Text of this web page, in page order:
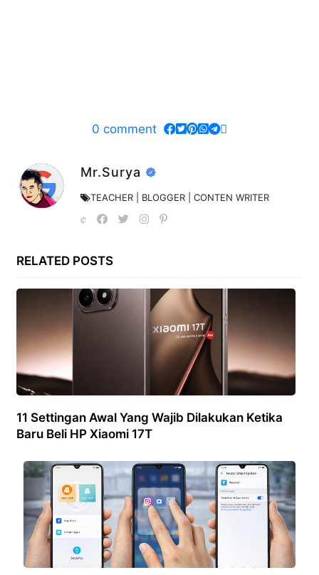
0 comment
Mr.Surya
TEACHER | BLOGGER | CONTEN WRITER
RELATED POSTS
11 Settingan Awal Yang Wajib Dilakukan Ketika
Baru Beli HP Xiaomi 17T